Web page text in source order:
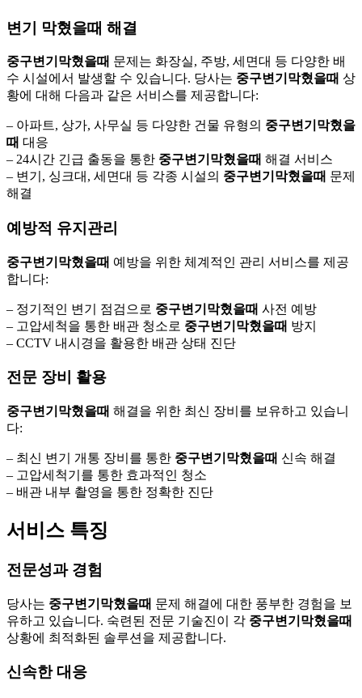
변기 막혔을때 해결
중구변기막혔을때 문제는 화장실, 주방, 세면대 등 다양한 배
수 시설에서 발생할 수 있습니다. 당사는 중구변기막혔을때 상
황에 대해 다음과 같은 서비스를 제공합니다:
– 아파트, 상가, 사무실 등 다양한 건물 유형의 중구변기막혔을
때 대응
– 24시간 긴급 출동을 통한 중구변기막혔을때 해결 서비스
– 변기, 싱크대, 세면대 등 각종 시설의 중구변기막혔을때 문제
해결
예방적 유지관리
중구변기막혔을때 예방을 위한 체계적인 관리 서비스를 제공
합니다:
– 정기적인 변기 점검으로 중구변기막혔을때 사전 예방
– 고압세척을 통한 배관 청소로 중구변기막혔을때 방지
– CCTV 내시경을 활용한 배관 상태 진단
전문 장비 활용
중구변기막혔을때 해결을 위한 최신 장비를 보유하고 있습니
다:
– 최신 변기 개통 장비를 통한 중구변기막혔을때 신속 해결
– 고압세척기를 통한 효과적인 청소
– 배관 내부 촬영을 통한 정확한 진단
서비스 특징
전문성과 경험
당사는 중구변기막혔을때 문제 해결에 대한 풍부한 경험을 보
유하고 있습니다. 숙련된 전문 기술진이 각 중구변기막혔을때
상황에 최적화된 솔루션을 제공합니다.
신속한 대응